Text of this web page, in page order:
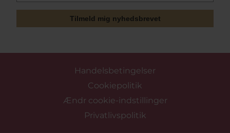
Tilmeld mig nyhedsbrevet
Handelsbetingelser
Cookiepolitik
Ændr cookie-indstillinger
Privatlivspolitik